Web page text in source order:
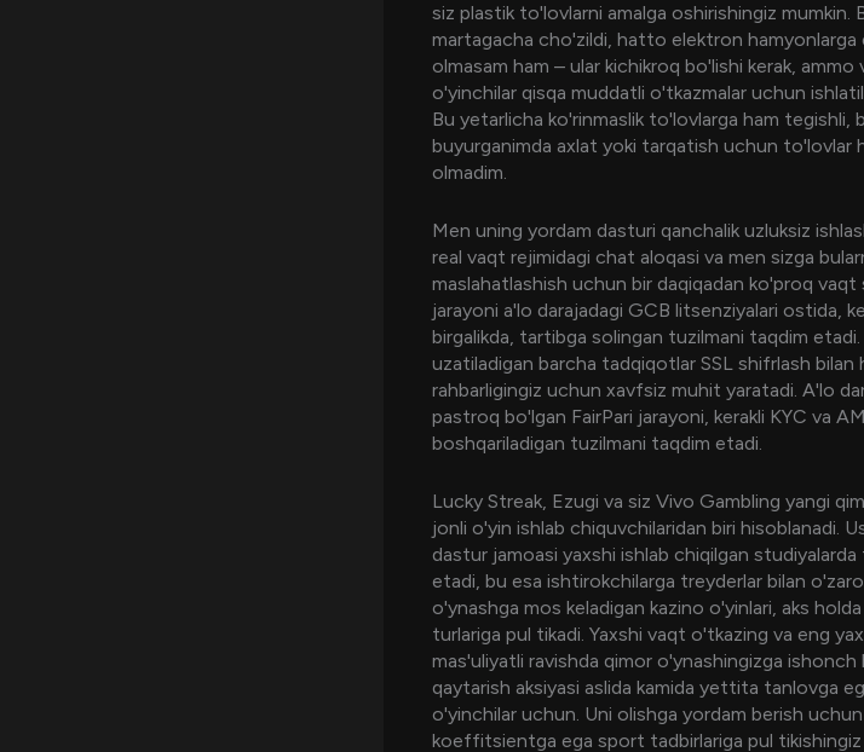
siz plastik to'lovlarni amalga oshirishingiz mumkin.
martagacha cho'zildi, hatto elektron hamyonlarga
olmasam ham – ular kichikroq bo'lishi kerak,
o'yinchilar qisqa muddatli o'tkazmalar uchun
Bu yetarlicha ko'rinmaslik to'lovlarga ham tegishli,
buyurganimda axlat yoki tarqatish uchun to'lovlar
olmadim.
Men uning yordam dasturi qanchalik uzluksiz
real vaqt rejimidagi chat aloqasi va men sizga
maslahatlashish uchun bir daqiqadan ko'proq vaqt
jarayoni a'lo darajadagi GCB litsenziyalari ostida,
birgalikda, tartibga solingan tuzilmani taqdim
uzatiladigan barcha tadqiqotlar SSL shifrlash bilan
rahbarligingiz uchun xavfsiz muhit yaratadi. A'lo
pastroq bo'lgan FairPari jarayoni, kerakli KYC va
boshqariladigan tuzilmani taqdim etadi.
Lucky Streak, Ezugi va siz Vivo Gambling yangi
jonli o'yin ishlab chiquvchilaridan biri hisoblanadi.
dastur jamoasi yaxshi ishlab chiqilgan
etadi, bu esa ishtirokchilarga treyderlar bilan
o'ynashga mos keladigan kazino o'yinlari, aks
turlariga pul tikadi. Yaxshi vaqt o'tkazing va eng
mas'uliyatli ravishda qimor o'ynashingizga ishonch
qaytarish aksiyasi aslida kamida yettita tanlovga
o'yinchilar uchun. Uni olishga yordam berish
koeffitsientga ega sport tadbirlariga pul tikishingiz